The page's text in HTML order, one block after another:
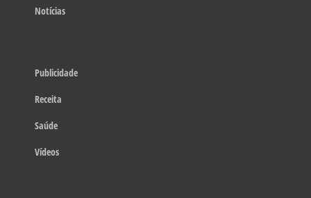
Notícias
Publicidade
Receita
Saúde
Vídeos